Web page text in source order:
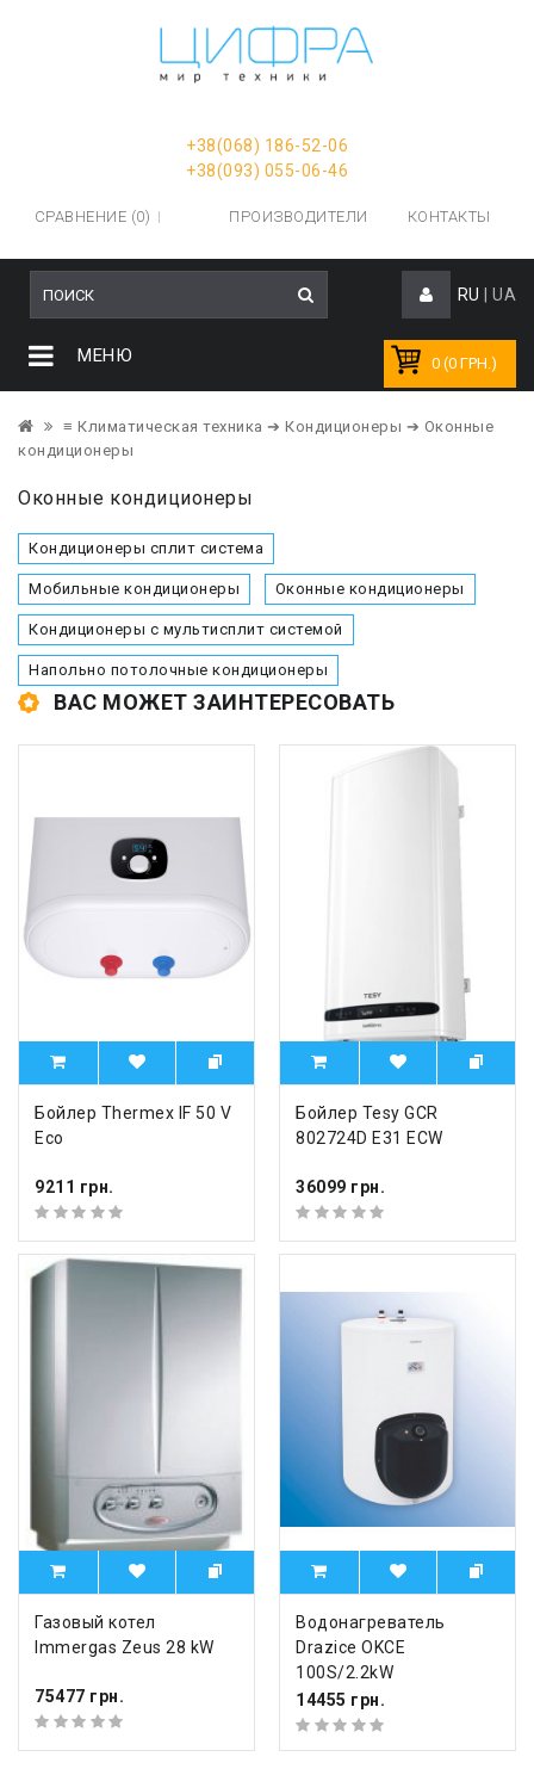
+38(068) 186-52-06
+38(093) 055-06-46
СРАВНЕНИЕ (0) ПРОИЗВОДИТЕЛИ КОНТАКТЫ
RU UA
0 (0 ГРН.)
МЕНЮ
≡ Климатическая техника ➔ Кондиционеры ➔ Оконные
кондиционеры
Оконные кондиционеры
Кондиционеры сплит система
Мобильные кондиционеры Оконные кондиционеры
Кондиционеры с мультисплит системой
Напольно потолочные кондиционеры
ВАС МОЖЕТ ЗАИНТЕРЕСОВАТЬ
Бойлер Thermex IF 50 V
Eco
9211 грн.
Бойлер Tesy GCR
802724D E31 ECW
36099 грн.
Газовый котел
Immergas Zeus 28 kW
75477 грн.
Водонагреватель
Drazice OKCE
100S/2.2kW
14455 грн.